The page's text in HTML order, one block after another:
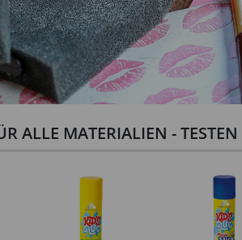
ALLE MATERIALIEN -